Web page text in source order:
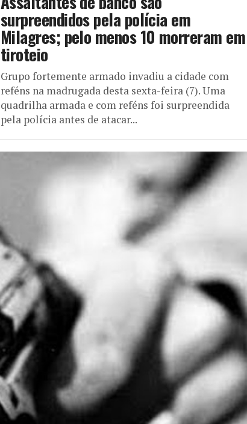
surpreendidos pela polícia em
Milagres; pelo menos 10 morreram em
tiroteio
Grupo fortemente armado invadiu a cidade com
reféns na madrugada desta sexta-feira (7). Uma
quadrilha armada e com reféns foi surpreendida
pela polícia antes de atacar...